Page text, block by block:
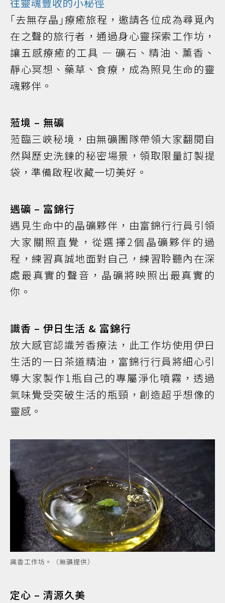
｢去無存晶｣療癒旅程，邀請各位成為尋覓內
在之聲的旅行者，通過身心靈探索工作坊，
讓五感療癒的工具 — 礦石、精油、薰香、
靜心冥想、藥草、食療，成為照見生命的靈
魂夥伴。
蒞境 – 無礦
蒞臨三峽秘境，由無礦團隊帶領大家翻閱自
然與歷史洗鍊的秘密場景，領取限量訂製提
袋，準備啟程收藏一切美好。
遇礦 – 富錦行
遇見生命中的晶礦夥伴，由富錦行行員引領
大家關照直覺，從選擇2個晶礦夥伴的過
程，練習真誠地面對自己，練習聆聽內在深
處最真實的聲音，晶礦將映照出最真實的
你。
識香 – 伊日生活 & 富錦行
放大感官認識芳香療法，此工作坊使用伊日
生活的一日茶道精油，富錦行行員將細心引
導大家製作1瓶自己的專屬淨化噴霧，透過
氣味覺受突破生活的瓶頸，創造超乎想像的
靈感。
識香工作坊。（無礦提供）
定心 – 清源久美